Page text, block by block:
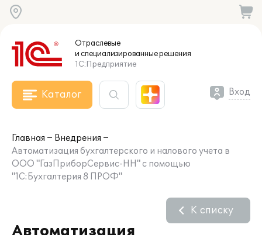
Отраслевые
и специализированныерешения
1С:Предприятие
Каталог Вход
Главная
Внедрения
Автоматизация бухгалтерского и налового учета в
ООО "ГазПриборСервис-НН" с помощью
"1C:Бухгалтерия 8 ПРОФ"
Автоматизация
К списку